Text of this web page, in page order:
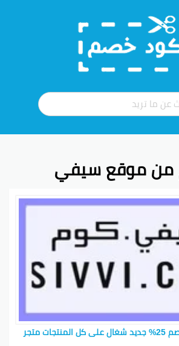
من موقع سيفي
كوبون خصم سيفي خصم 25% جديد شغال على كل المنتجات متجر